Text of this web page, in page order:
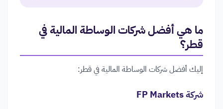
ما هي أفضل شركات الوساطة المالية في
قطر؟
إليك أفضل شركات الوساطة المالية في قطر:
شركة FP Markets